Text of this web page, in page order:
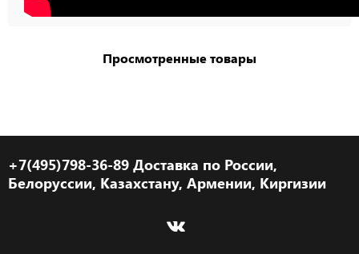
Просмотренные товары
+7(495)798-36-89 Доставка по России,
Белоруссии, Казахстану, Армении, Киргизии